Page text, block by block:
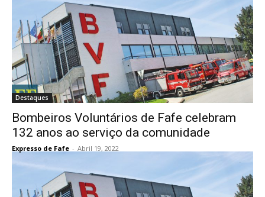
Destaques
Bombeiros Voluntários de Fafe celebram
132 anos ao serviço da comunidade
Expresso de Fafe - Abril 19, 2022